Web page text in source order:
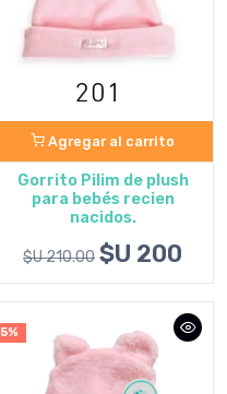
Agregar al carrito
Gorrito Pilim de plush
para bebés recien
nacidos.
$U 210.00 $U 200
5%